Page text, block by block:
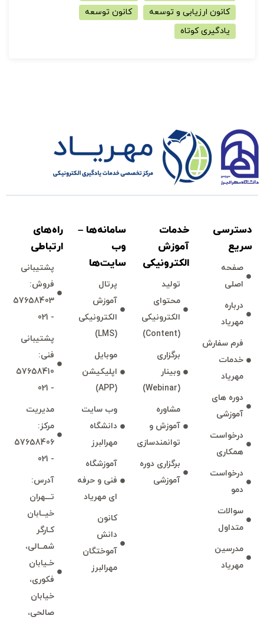
کانون ارزیابی و توسعه
کانون توسعه
یادگیری کوتاه
دسترسی
سريع
صفحه
اصلی
درباره
مهرياد
فرم سفارش
خدمات
مهرياد
دوره های
آموزشی
درخواست
همكاری
درخواست
دمو
سوالات
متداول
مدرسين
مهرياد
خدمات
آموزش
الكترونیكی
توليد
محتوای
الكترونیكی
(Content)
برگزاری
وبينار
(Webinar)
مشاوره
آموزش و
توانمند‌‌سازی
برگزاری دوره
آموزشی
سامانه‌ها –
وب
سايت‌ها
پرتال
آموزش
الكترونیكی
(LMS)
موبايل
اپليكيشن
(APP)
وب سايت
دانشگاه
مهرالبرز
آموزشگاه
فنی و حرفه
ای مهرياد
كانون
دانش
آموختگان
مهرالبرز
راه‌های
ارتباطی
پشتيبانی
فروش:
57658403
- 021
پشتيبانی
فنی:
57658410
- 021
مديريت
مركز:
57658406
- 021
آدرس:
تـــهران
خيــابان
كـارگر
شمــالی،
خـيابان
فكوری،
خيابان
صالحی،